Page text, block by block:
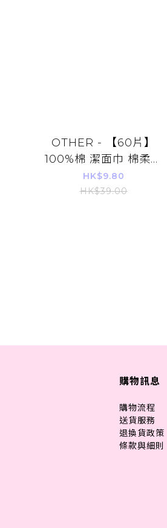
OTHER - 【60片】
100%棉 潔面巾 棉柔巾
洗面巾 洗臉巾 卸妝巾
棉巾 擦脸巾 洁面巾 卸
HK$9.80
HK$39.00
購物訊息
購物流程
送貨服務
退換貨政策
條款與細則